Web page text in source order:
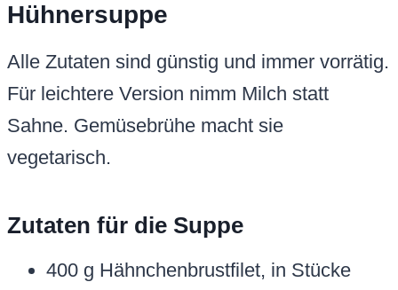
Hühnersuppe
Alle Zutaten sind günstig und immer vorrätig.
Für leichtere Version nimm Milch statt
Sahne. Gemüsebrühe macht sie
vegetarisch.
Zutaten für die Suppe
400 g Hähnchenbrustfilet, in Stücke